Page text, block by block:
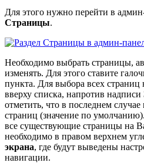
Для этого нужно перейти в
Страницы.
Необходимо выбрать страницы,
изменять. Для этого ставите
пункта. Для выбора всех страниц
вверху списка, напротив надписи
отметить, что в последнем
страниц (значение по
все существующие страницы на
необходимо в правом верхнем
экрана, где будут выведены
навигации.